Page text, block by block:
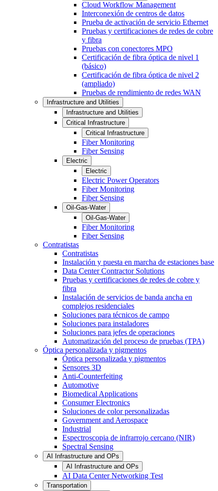
Cloud Workflow Management
Interconexión de centros de datos
Prueba de activación de servicio Ethernet
Pruebas y certificaciones de redes de cobre
y fibra
Pruebas con conectores MPO
Certificación de fibra óptica de nivel 1
(básico)
Certificación de fibra óptica de nivel 2
(ampliado)
Pruebas de rendimiento de redes WAN
Infrastructure and Utilities
Infrastructure and Utilities
Critical Infrastructure
Critical Infrastructure
Fiber Monitoring
Fiber Sensing
Electric
Electric
Electric Power Operators
Fiber Monitoring
Fiber Sensing
Oil-Gas-Water
Oil-Gas-Water
Fiber Monitoring
Fiber Sensing
Contratistas
Contratistas
Instalación y puesta en marcha de estaciones base
Data Center Contractor Solutions
Pruebas y certificaciones de redes de cobre y
fibra
Instalación de servicios de banda ancha en
complejos residenciales
Soluciones para técnicos de campo
Soluciones para instaladores
Soluciones para jefes de operaciones
Automatización del proceso de pruebas (TPA)
Óptica personalizada y pigmentos
Óptica personalizada y pigmentos
Sensores 3D
Anti-Counterfeiting
Automotive
Biomedical Applications
Consumer Electronics
Soluciones de color personalizadas
Government and Aerospace
Industrial
Espectroscopia de infrarrojo cercano (NIR)
Spectral Sensing
AI Infrastructure and OPs
AI Infrastructure and OPs
AI Data Center Networking Test
Transportation